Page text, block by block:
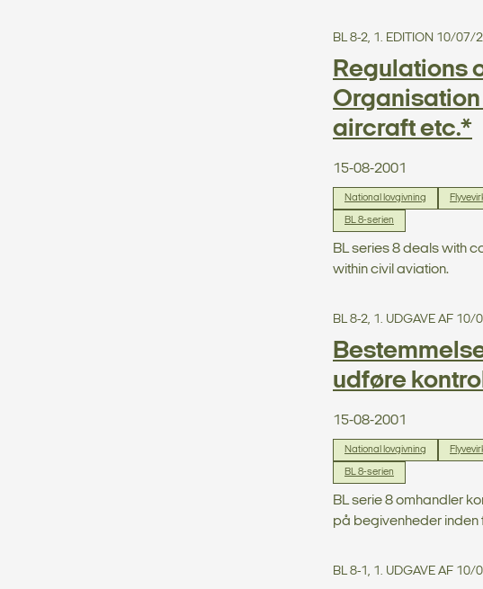
BL 8-2, 1. EDITION 10/07/
Regulations
aircraft etc.*
15-08-2001
National lovgivning
BL 8-serien
BL series 8 deals with
within civil aviation.
BL 8-2, 1. UDGAVE AF 10/
udføre
15-08-2001
National lovgivning
BL 8-serien
BL serie 8 omhandler
på begivenheder inden
BL 8-1, 1. UDGAVE AF 10/